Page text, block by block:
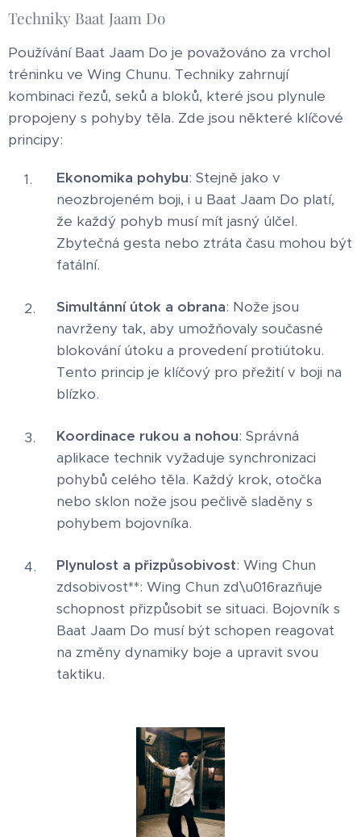
Techniky Baat Jaam Do
Používání Baat Jaam Do je považováno za vrchol
tréninku ve Wing Chunu. Techniky zahrnují
kombinaci řezů, seků a bloků, které jsou plynule
propojeny s pohyby těla. Zde jsou některé klíčové
principy:
Ekonomika pohybu: Stejně jako v
neozbrojeném boji, i u Baat Jaam Do platí,
že každý pohyb musí mít jasný úlčel.
Zbytečná gesta nebo ztráta času mohou být
fatální.
Simultánní útok a obrana: Nože jsou
navrženy tak, aby umožňovaly současné
blokování útoku a provedení protiútoku.
Tento princip je klíčový pro přežití v boji na
blízko.
Koordinace rukou a nohou: Správná
aplikace technik vyžaduje synchronizaci
pohybů celého těla. Každý krok, otočka
nebo sklon nože jsou pečlivě sladěny s
pohybem bojovníka.
Plynulost a přizpůsobivost: Wing Chun
zdsobivost**: Wing Chun zd\u016razňuje
schopnost přizpůsobit se situaci. Bojovník s
Baat Jaam Do musí být schopen reagovat
na změny dynamiky boje a upravit svou
taktiku.